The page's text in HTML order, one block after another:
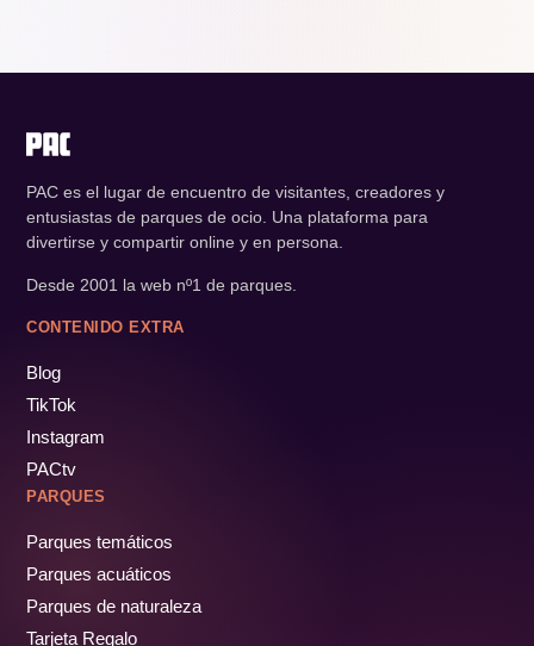
PAC es el lugar de encuentro de visitantes, creadores y
entusiastas de parques de ocio. Una plataforma para
divertirse y compartir online y en persona.
Desde 2001 la web nº1 de parques.
CONTENIDO EXTRA
Blog
TikTok
Instagram
PACtv
PARQUES
Parques temáticos
Parques acuáticos
Parques de naturaleza
Tarjeta Regalo